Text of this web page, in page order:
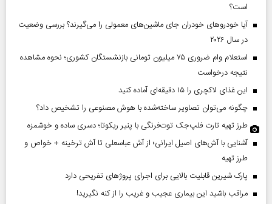
است؟
آیا خودروهای خودران جای ماشین‌های معمولی را می‌گیرند؟ بررسی وضعیت
در سال ۲۰۲۶
استعلام وام ضروری ۷۵ میلیون تومانی بازنشستگان کشوری؛ نحوه مشاهده
نتیجه درخواست
این غذای لاکچری را ۱۵ دقیقه‌ای آماده کنید
چگونه می‌توان تصاویر ساخته‌شده با هوش مصنوعی را تشخیص داد؟
طرز تهیه تارت فلپ‌جک توت‌فرنگی با پنیر ریکوتا؛ دسری ساده و خوشمزه
آشنایی با آش‌های اصیل ایرانی؛ از آش عباسعلی تا آش ترخینه + خواص و
طرز تهیه
پارک شیرین قابلیت‌ بالایی برای اجرای پروژهای تفریحی دارد
مراقب باشید این بیماری عجیب و غریب را از کنه نگیرید!